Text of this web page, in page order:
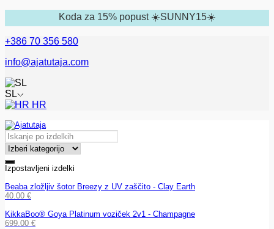
Koda za 15% popust ☀️SUNNY15☀️
+386 70 356 580
info@ajatutaja.com
SL
HR
Izpostavljeni izdelki
Beaba zložljiv šotor Breezy z UV zaščito - Clay Earth
40.00 €
KikkaBoo® Goya Platinum voziček 2v1 - Champagne
699.00 €